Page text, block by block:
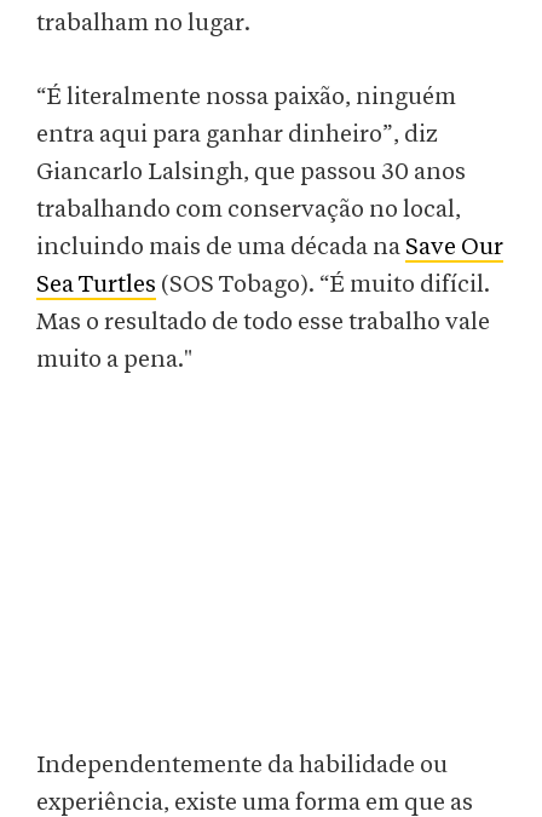
trabalham no lugar.
“É literalmente nossa paixão, ninguém
entra aqui para ganhar dinheiro”, diz
Giancarlo Lalsingh, que passou 30 anos
trabalhando com conservação no local,
incluindo mais de uma década na Save Our
Sea Turtles (SOS Tobago). “É muito difícil.
Mas o resultado de todo esse trabalho vale
muito a pena."
Independentemente da habilidade ou
experiência, existe uma forma em que as